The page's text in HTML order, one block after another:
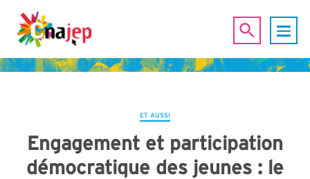
ET AUSSI
Engagement et participation
démocratique des jeunes : le